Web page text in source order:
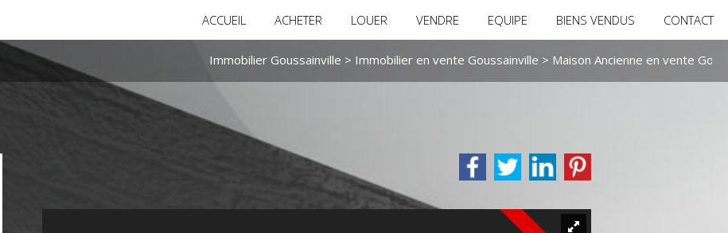
ACCUEIL ACHETER LOUER VENDRE EQUIPE BIENS VENDUS CONTACT
Immobilier Goussainville > Immobilier en vente Goussainville > Maison Ancienne en vente